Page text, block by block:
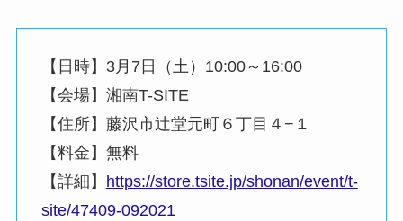
【日時】3月7日（土）10:00～16:00
【会場】湘南T-SITE
【住所】藤沢市辻堂元町６丁目４−１
【料金】無料
【詳細】
https://store.tsite.jp/shonan/event/t-
site/47409-092021